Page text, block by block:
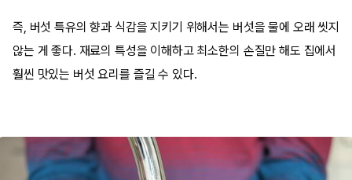
즉, 버섯 특유의 향과 식감을 지키기 위해서는 버섯을 물에 오래 씻지
않는 게 좋다. 재료의 특성을 이해하고 최소한의 손질만 해도 집에서
훨씬 맛있는 버섯 요리를 즐길 수 있다.